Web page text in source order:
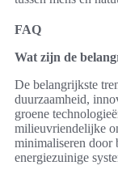
FAQ
Wat zijn de
De belangrijkste
duurzaamheid,
groene
milieuvriendelijke
minimaliseren door
energiezuinige